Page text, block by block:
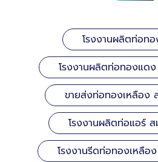
โรงงานผลิตท่อท
โรงงานผลิตท่อทองแดง
ขายส่งท่อทองเหลือง
โรงงานผลิตท่อแอร์ ส
โรงงานรีดท่อทองเหลือ